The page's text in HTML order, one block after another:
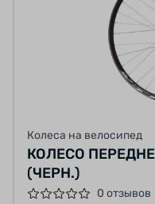
Колеса на велосипед
КОЛЕСО
(ЧЕРН.)
0 отзывов